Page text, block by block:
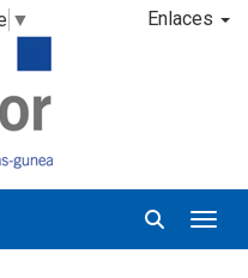
Enlaces
▼